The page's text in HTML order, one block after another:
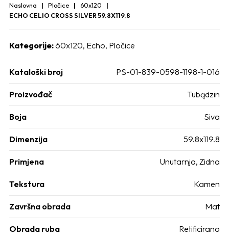
Naslovna Pločice
60x120
ECHO CELIO CROSS SILVER 59.8X119.8
Kategorije:60x120, Echo, Pločice
Kataloški broj PS-01-839-0598-1198-1-016
Proizvođač Tubądzin
Boja Siva
Dimenzija 59.8x119.8
Primjena Unutarnja, Zidna
Tekstura Kamen
Završna obrada Mat
Obrada ruba Retificirano